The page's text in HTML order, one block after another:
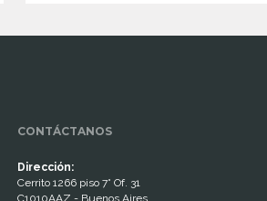
CONTÁCTANOS
Dirección:
Cerrito 1266 piso 7° Of. 31
C1010AAZ - Buenos Aires